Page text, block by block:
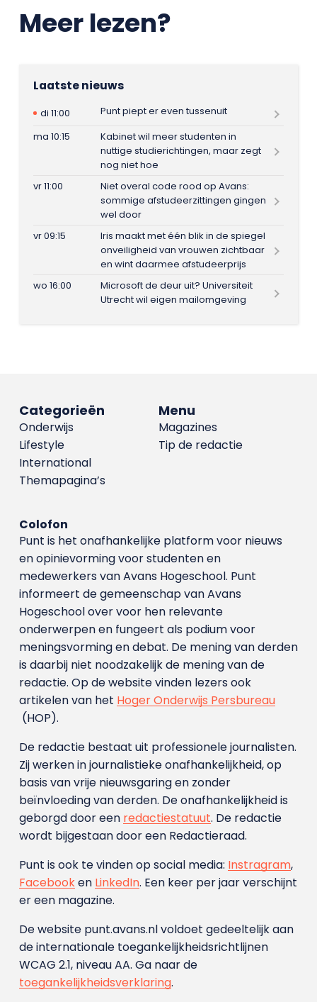
Meer lezen?
Laatste nieuws
di 11:00
Punt piept er even tussenuit
ma 10:15
Kabinet wil meer studenten in
nuttige studierichtingen, maar zegt
nog niet hoe
vr 11:00
Niet overal code rood op Avans:
sommige afstudeerzittingen gingen
wel door
vr 09:15
Iris maakt met één blik in de spiegel
onveiligheid van vrouwen zichtbaar
en wint daarmee afstudeerprijs
wo 16:00
Microsoft de deur uit? Universiteit
Utrecht wil eigen mailomgeving
Menu
Magazines
Tip de redactie
Categorieën
Onderwijs
Lifestyle
International
Themapagina’s
Colofon
Punt is het onafhankelijke platform voor nieuws
en opinievorming voor studenten en
medewerkers van Avans Hoge­school. Punt
informeert de gemeenschap van Avans
Hogeschool over voor hen relevante
onderwerpen en fungeert als podium voor
meningsvorming en debat. De mening van derden
is daarbij niet noodzakelijk de mening van de
redactie. Op de website vinden lezers ook
artikelen van het Hoger Onderwijs Persbureau
(HOP).
De redactie bestaat uit professionele journalisten.
Zij werken in journalistieke onafhankelijkheid, op
basis van vrije nieuwsgaring en zonder
beïnvloeding van derden. De onafhankelijkheid is
geborgd door een redactiestatuut. De redactie
wordt bijgestaan door een Redactieraad.
Punt is ook te vinden op social media: Instragram,
Facebooken LinkedIn. Een keer per jaar verschijnt
er een magazine.
De website punt.avans.nl voldoet gedeeltelijk aan
de internationale toegankelijkheidsrichtlijnen
WCAG 2.1, niveau AA. Ga naar de
toegankelijkheidsverklaring.